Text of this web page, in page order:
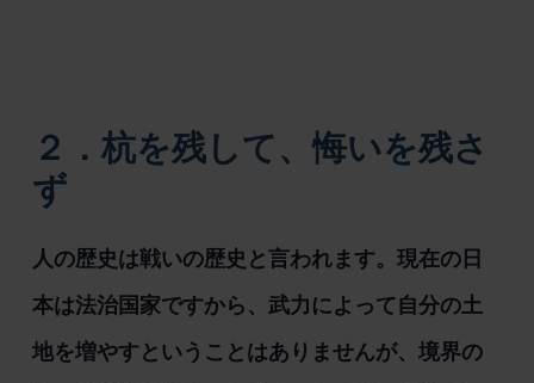
２．杭を残して、悔いを残さ
ず
人の歴史は戦いの歴史と言われます。現在の日
本は法治国家ですから、武力によって自分の土
地を増やすということはありませんが、境界の